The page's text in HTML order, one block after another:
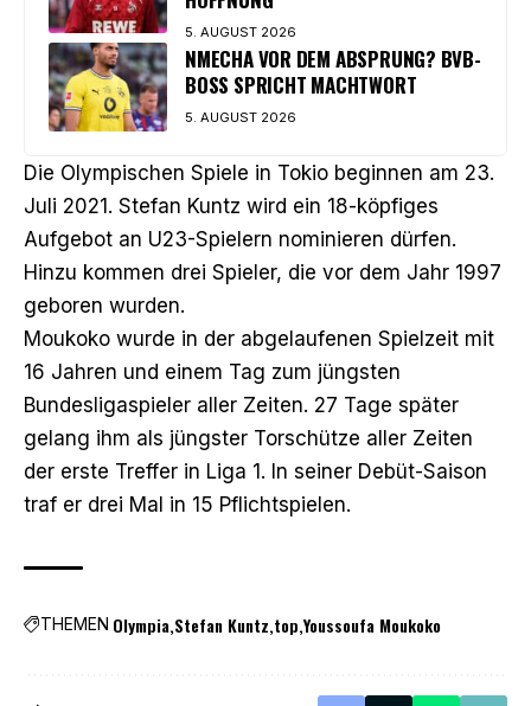
5. AUGUST 2026
NMECHA VOR DEM ABSPRUNG? BVB-
BOSS SPRICHT MACHTWORT
5. AUGUST 2026
Die Olympischen Spiele in Tokio beginnen am 23.
Juli 2021. Stefan Kuntz wird ein 18-köpfiges
Aufgebot an U23-Spielern nominieren dürfen.
Hinzu kommen drei Spieler, die vor dem Jahr 1997
geboren wurden.
Moukoko wurde in der abgelaufenen Spielzeit mit
16 Jahren und einem Tag zum jüngsten
Bundesligaspieler aller Zeiten. 27 Tage später
gelang ihm als jüngster Torschütze aller Zeiten
der erste Treffer in Liga 1. In seiner Debüt-Saison
traf er drei Mal in 15 Pflichtspielen.
THEMEN Olympia Stefan Kuntz top Youssoufa Moukoko